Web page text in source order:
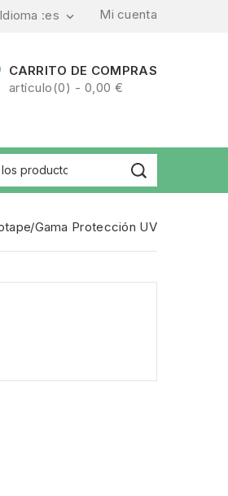
Mi cuenta
Idioma :es 
CARRITO DE COMPRAS
artículo(0) - 0,00 €
Gama Protección UV